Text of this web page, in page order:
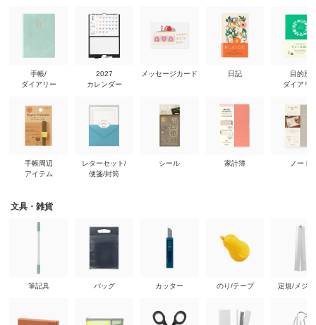
手帳/
ダイアリー
手帳周辺
アイテム
2027
カレンダー
レターセット/
便箋/封筒
メッセージカード
シール
日記
家計簿
目的別
ダイアリ
ノート
文具・雑貨
筆記具 バッグ カッター のり/テープ 定規/メジ